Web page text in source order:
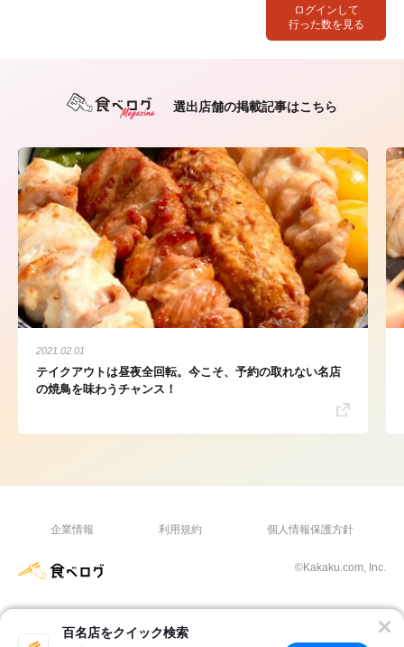
百名店をクイック検索
ログインして
行った数を見る
選出店舗の掲載記事はこちら
2021.02.01
テイクアウトは昼夜全回転。今こそ、予約の取れない名店
の焼鳥を味わうチャンス！
企業情報 利用規約 個人情報保護方針
©Kakaku.com, Inc.